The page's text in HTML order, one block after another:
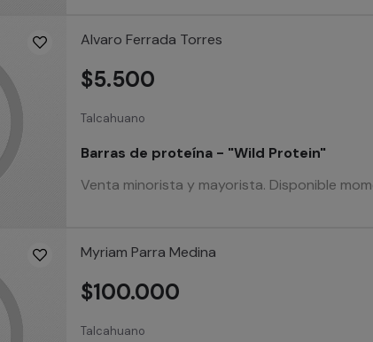
Alvaro Ferrada Torres
Talcahuano
Barras de proteína - "Wild Protein"
Venta minorista y mayorista. Disponible
$5.500
Myriam Parra Medina
Talcahuano
$100.000